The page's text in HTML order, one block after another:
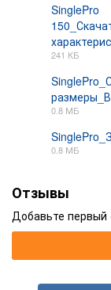
SinglePro
241 КБ
0.8 МБ
0.8 МБ
Отзывы
Добавьте первый